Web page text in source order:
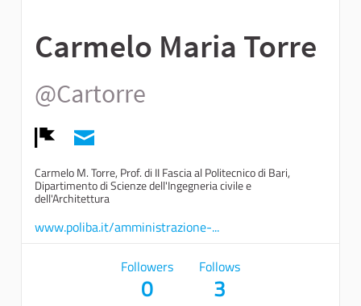
Carmelo Maria Torre
@Cartorre
Report
Carmelo M. Torre, Prof. di II Fascia al Politecnico di Bari,
Dipartimento di Scienze dell'Ingegneria civile e
dell'Architettura
www.poliba.it/amministrazione-...
Followers
0
Follows
3